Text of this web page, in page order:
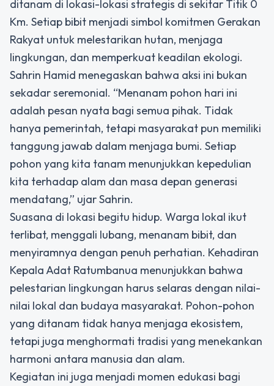
ditanam di lokasi-lokasi strategis di sekitar Titik 0
Km. Setiap bibit menjadi simbol komitmen Gerakan
Rakyat untuk melestarikan hutan, menjaga
lingkungan, dan memperkuat keadilan ekologi.
Sahrin Hamid menegaskan bahwa aksi ini bukan
sekadar seremonial. “Menanam pohon hari ini
adalah pesan nyata bagi semua pihak. Tidak
hanya pemerintah, tetapi masyarakat pun memiliki
tanggung jawab dalam menjaga bumi. Setiap
pohon yang kita tanam menunjukkan kepedulian
kita terhadap alam dan masa depan generasi
mendatang,” ujar Sahrin.
Suasana di lokasi begitu hidup. Warga lokal ikut
terlibat, menggali lubang, menanam bibit, dan
menyiramnya dengan penuh perhatian. Kehadiran
Kepala Adat Ratumbanua menunjukkan bahwa
pelestarian lingkungan harus selaras dengan nilai-
nilai lokal dan budaya masyarakat. Pohon-pohon
yang ditanam tidak hanya menjaga ekosistem,
tetapi juga menghormati tradisi yang menekankan
harmoni antara manusia dan alam.
Kegiatan ini juga menjadi momen edukasi bagi